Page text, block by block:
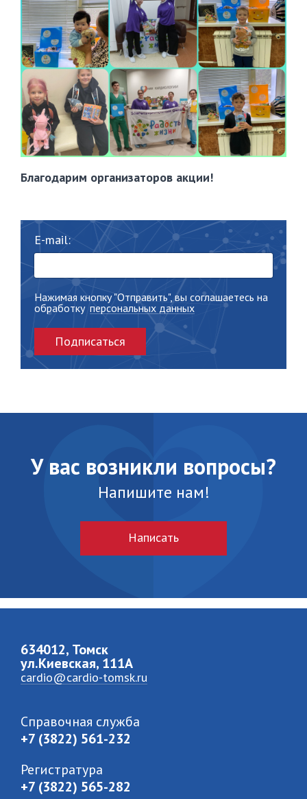
Благодарим организаторов акции!
E-mail:
Нажимая кнопку "Отправить", вы соглашаетесь на
обработку персональных данных
Подписаться
У вас возникли вопросы?
Напишите нам!
Написать
634012, Томск
ул.Киевская, 111A
cardio@cardio-tomsk.ru
Справочная служба
+7 (3822) 561-232
Регистратура
+7 (3822) 565-282